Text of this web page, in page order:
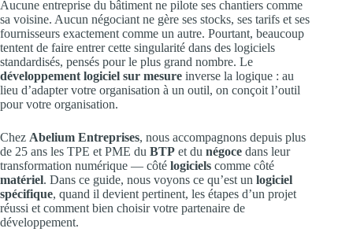
Aucune entreprise du bâtiment ne pilote ses chantiers comme
sa voisine. Aucun négociant ne gère ses stocks, ses tarifs et ses
fournisseurs exactement comme un autre. Pourtant, beaucoup
tentent de faire entrer cette singularité dans des logiciels
standardisés, pensés pour le plus grand nombre. Le
développement logiciel sur mesure inverse la logique : au
lieu d’adapter votre organisation à un outil, on conçoit l’outil
pour votre organisation.
Chez Abelium Entreprises, nous accompagnons depuis plus
de 25 ans les TPE et PME du BTP et du négoce dans leur
transformation numérique — côté logiciels comme côté
matériel. Dans ce guide, nous voyons ce qu’est un logiciel
spécifique, quand il devient pertinent, les étapes d’un projet
réussi et comment bien choisir votre partenaire de
développement.